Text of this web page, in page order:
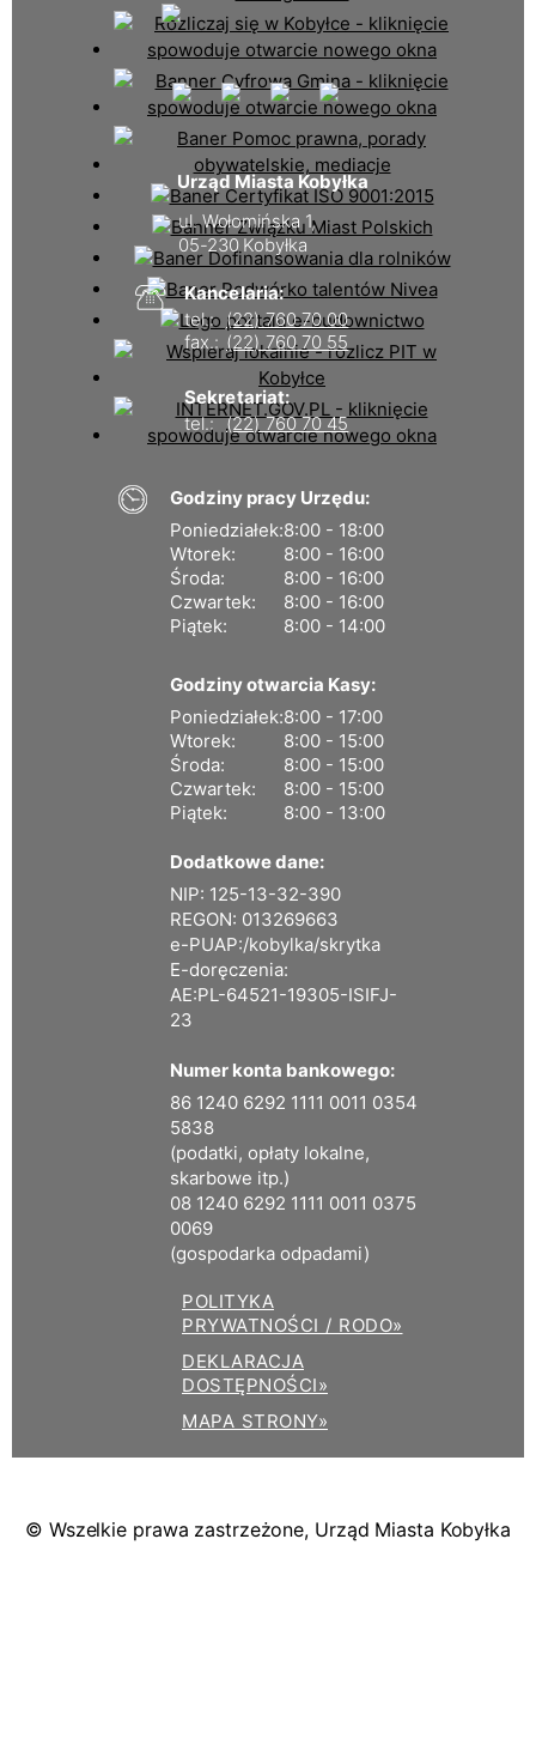
Urząd Miasta Kobyłka
ul. Wołomińska 1,
05-230 Kobyłka
Kancelaria:
tel.: (22) 760 70 00
fax.: (22) 760 70 55
Sekretariat:
tel.: (22) 760 70 45
Godziny pracy Urzędu:
Poniedziałek:8:00 - 18:00
Wtorek:
8:00 - 16:00
Środa:
8:00 - 16:00
Czwartek:
8:00 - 16:00
Piątek:
8:00 - 14:00
Godziny otwarcia Kasy:
Poniedziałek:8:00 - 17:00
Wtorek:
8:00 - 15:00
Środa:
8:00 - 15:00
Czwartek:
8:00 - 15:00
Piątek:
8:00 - 13:00
Dodatkowe dane:
NIP: 125-13-32-390
REGON: 013269663
e-PUAP:/kobylka/skrytka
E-doręczenia:
AE:PL-64521-19305-ISIFJ-
23
Numer konta bankowego:
86 1240 6292 1111 0011 0354
5838
(podatki, opłaty lokalne,
skarbowe itp.)
08 1240 6292 1111 0011 0375
0069
(gospodarka odpadami)
POLITYKA
PRYWATNOŚCI / RODO»
DEKLARACJA
DOSTĘPNOŚCI»
MAPA STRONY»
© Wszelkie prawa zastrzeżone, Urząd Miasta Kobyłka